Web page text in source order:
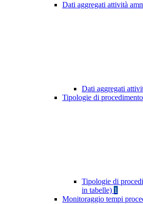
Dati aggregati attività
Dati aggregati
Tipologie di procedimento
Tipologie di
in tabelle) 1
Monitoraggio tempi